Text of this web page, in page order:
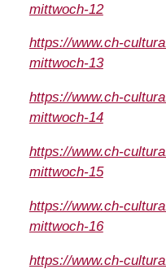
mittwoch-12
https://www.ch-
mittwoch-13
https://www.ch-
mittwoch-14
https://www.ch-
mittwoch-15
https://www.ch-
mittwoch-16
https://www.ch-